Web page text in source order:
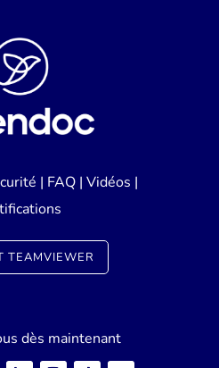
| FAQ| Vidéos |
TEAMVIEWER
dès maintenant